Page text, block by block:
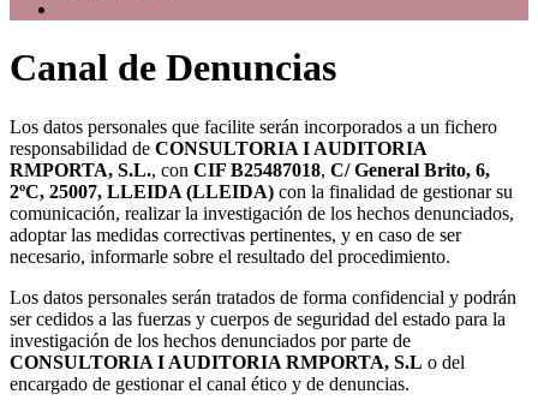
Canal de Denuncias
Los datos personales que facilite serán incorporados a un fichero
responsabilidad de CONSULTORIA I AUDITORIA
RMPORTA, S.L., con CIF B25487018, C/ General Brito, 6,
2ºC, 25007, LLEIDA (LLEIDA) con la finalidad de gestionar su
comunicación, realizar la investigación de los hechos denunciados,
adoptar las medidas correctivas pertinentes, y en caso de ser
necesario, informarle sobre el resultado del procedimiento.
Los datos personales serán tratados de forma confidencial y podrán
ser cedidos a las fuerzas y cuerpos de seguridad del estado para la
investigación de los hechos denunciados por parte de
CONSULTORIA I AUDITORIA RMPORTA, S.L o del
encargado de gestionar el canal ético y de denuncias.